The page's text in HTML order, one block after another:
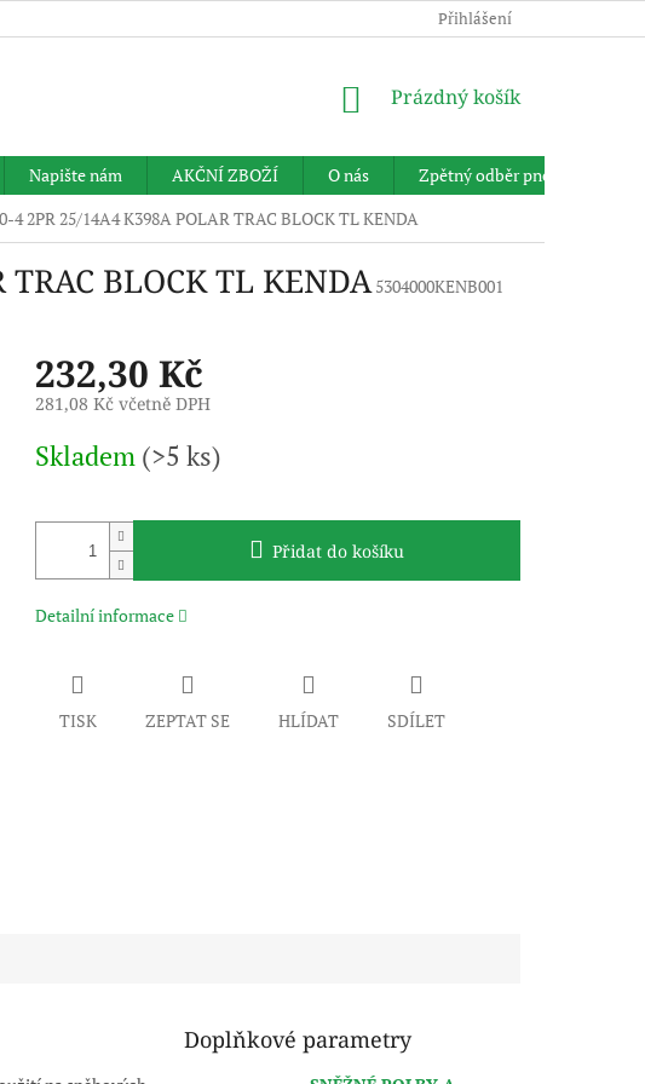
Přihlášení
NÁKUPNÍ
Prázdný košík
Napište nám AKČNÍ ZBOŽÍ O nás
Zpětný odběr pneumatik
4 2PR 25/14A4 K398A POLAR TRAC BLOCK TL KENDA
BLOCK TL KENDA 5304000KENB001
232,30 Kč
281,08 Kč včetně DPH
cena:
Skladem (>5 ks)
Přidat do košíku
Detailní informace
TISK ZEPTAT SE HLÍDAT SDÍLET
Doplňkové parametry